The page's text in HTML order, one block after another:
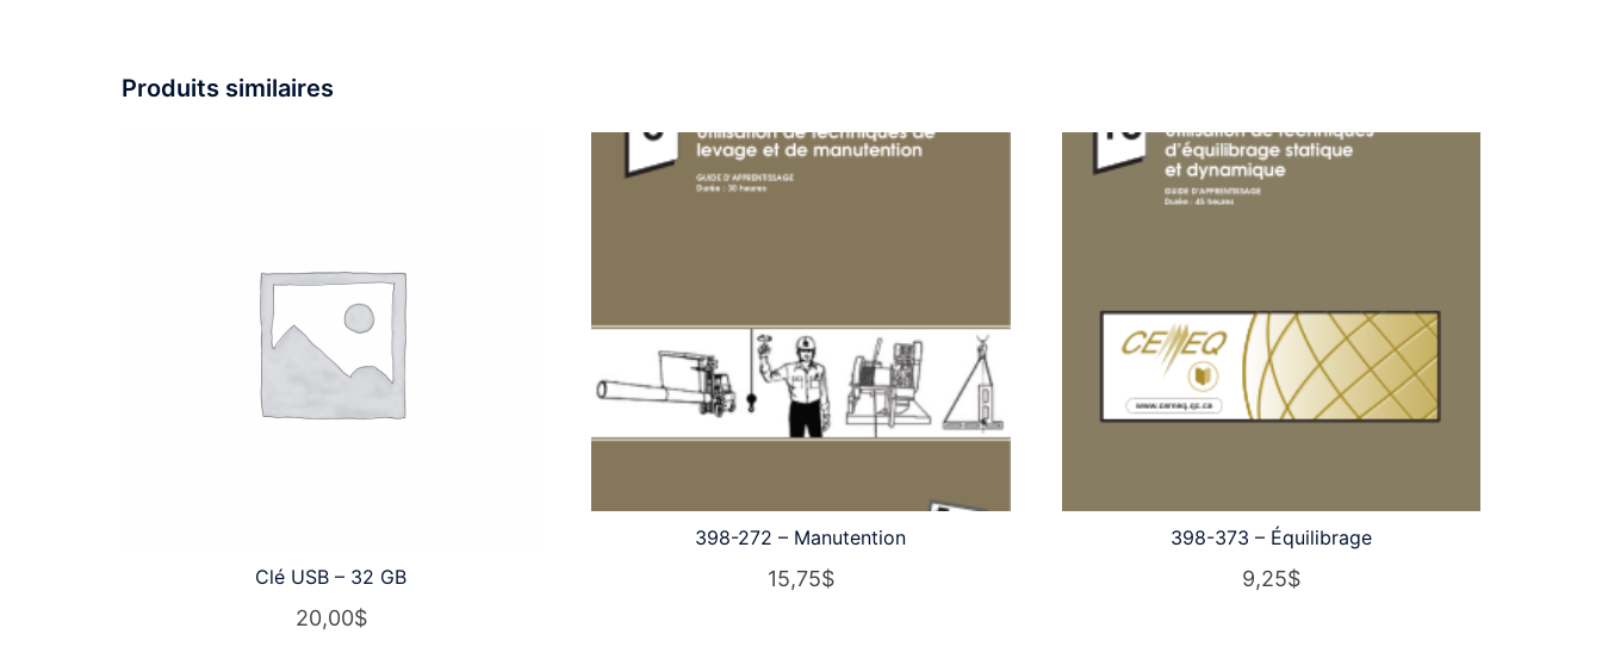
Produits similaires
Clé USB – 32 GB
20,00$
398-272 – Manutention
15,75$
398-373 – Équilibrage
9,25$